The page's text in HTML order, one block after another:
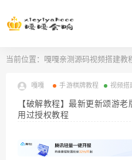
当前位置： 嘎嘎亲测源码视频搭建教
嘎嘎 手游棋牌教程 视频搭
【破解教程】最新更新颂游
用过授权教程